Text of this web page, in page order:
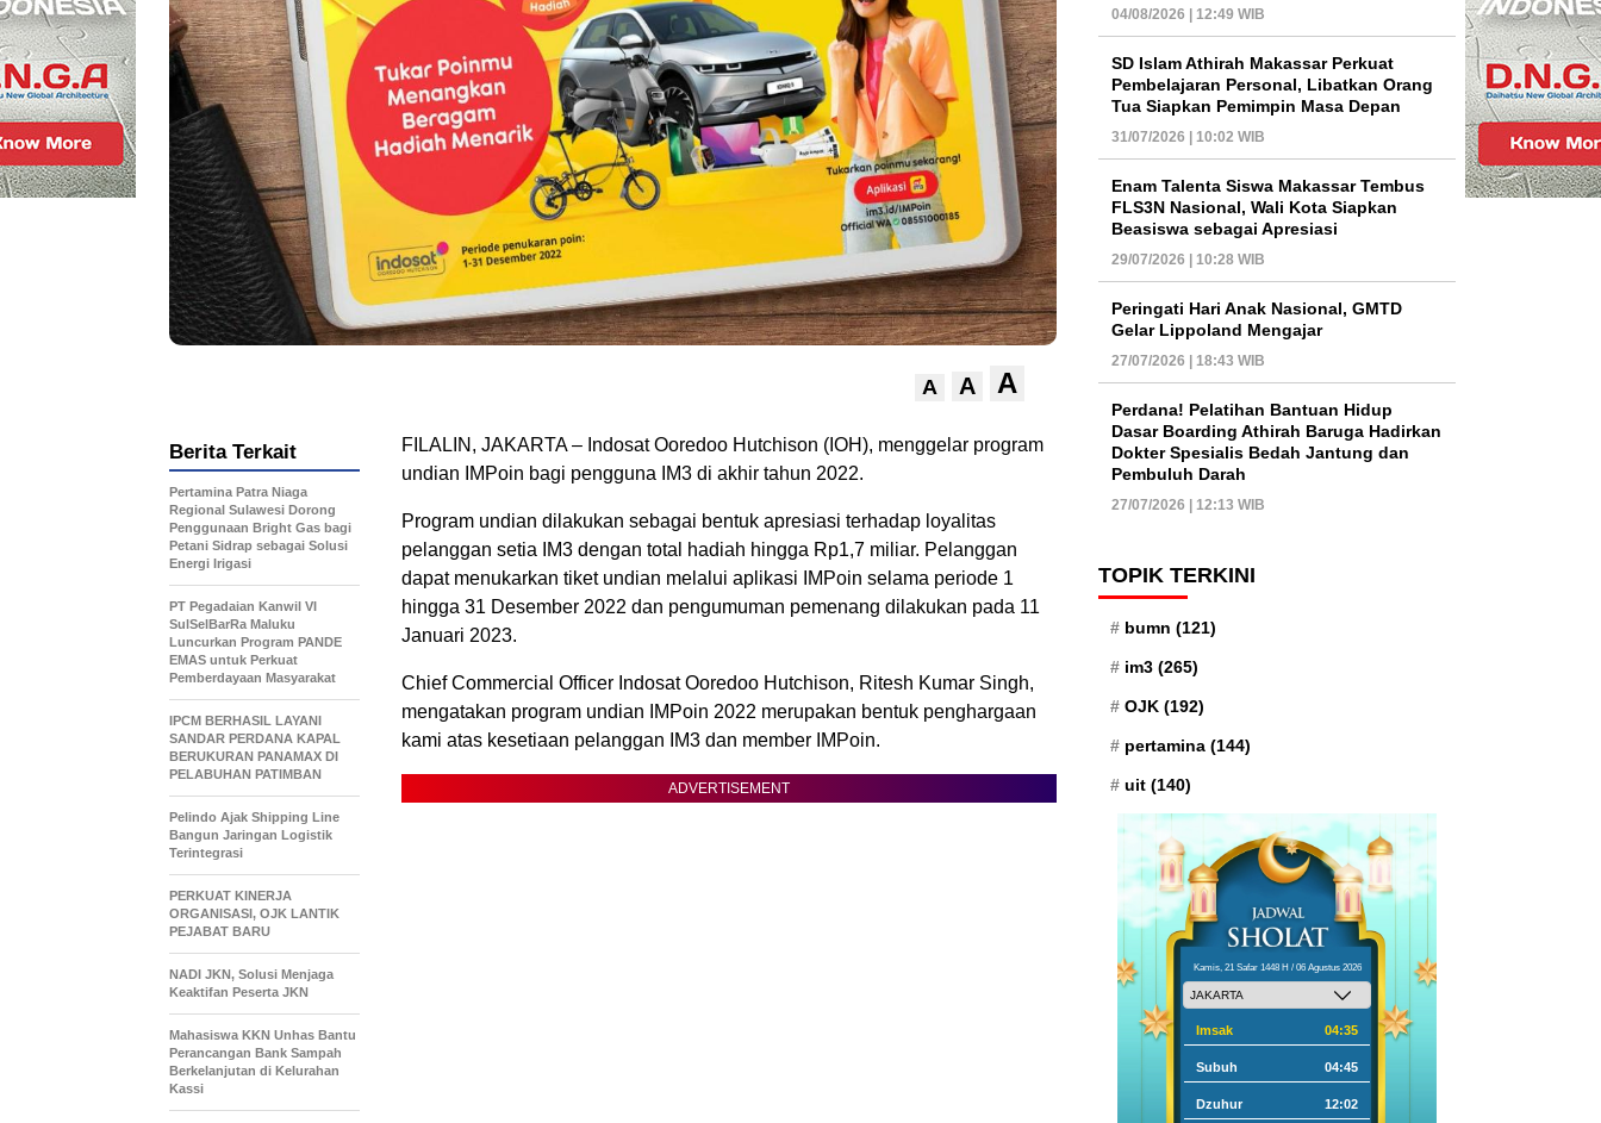
A A A
FILALIN, JAKARTA – Indosat Ooredoo Hutchison (IOH), menggelar program
undian IMPoin bagi pengguna IM3 di akhir tahun 2022.
Program undian dilakukan sebagai bentuk apresiasi terhadap loyalitas
pelanggan setia IM3 dengan total hadiah hingga Rp1,7 miliar. Pelanggan
dapat menukarkan tiket undian melalui aplikasi IMPoin selama periode 1
hingga 31 Desember 2022 dan pengumuman pemenang dilakukan pada 11
Januari 2023.
Chief Commercial Officer Indosat Ooredoo Hutchison, Ritesh Kumar Singh,
mengatakan program undian IMPoin 2022 merupakan bentuk penghargaan
kami atas kesetiaan pelanggan IM3 dan member IMPoin.
ADVERTISEMENT
Berita Terkait
Pertamina Patra Niaga
Regional Sulawesi Dorong
Penggunaan Bright Gas bagi
Petani Sidrap sebagai Solusi
Energi Irigasi
PT Pegadaian Kanwil VI
SulSelBarRa Maluku
Luncurkan Program PANDE
EMAS untuk Perkuat
Pemberdayaan Masyarakat
IPCM BERHASIL LAYANI
SANDAR PERDANA KAPAL
BERUKURAN PANAMAX DI
PELABUHAN PATIMBAN
Pelindo Ajak Shipping Line
Bangun Jaringan Logistik
Terintegrasi
PERKUAT KINERJA
ORGANISASI, OJK LANTIK
PEJABAT BARU
NADI JKN, Solusi Menjaga
Keaktifan Peserta JKN
Mahasiswa KKN Unhas Bantu
Perancangan Bank Sampah
Berkelanjutan di Kelurahan
Kassi
04/08/2026 | 12:49 WIB
SD Islam Athirah Makassar Perkuat
Pembelajaran Personal, Libatkan Orang
Tua Siapkan Pemimpin Masa Depan
31/07/2026 | 10:02 WIB
Enam Talenta Siswa Makassar Tembus
FLS3N Nasional, Wali Kota Siapkan
Beasiswa sebagai Apresiasi
29/07/2026 | 10:28 WIB
Peringati Hari Anak Nasional, GMTD
Gelar Lippoland Mengajar
27/07/2026 | 18:43 WIB
Perdana! Pelatihan Bantuan Hidup
Dasar Boarding Athirah Baruga Hadirkan
Dokter Spesialis Bedah Jantung dan
Pembuluh Darah
27/07/2026 | 12:13 WIB
TOPIK TERKINI
bumn (121)
im3 (265)
OJK (192)
pertamina (144)
uit (140)
Kamis, 21 Safar 1448 H / 06 Agustus 2026
Imsak 04:35
Subuh 04:45
Dzuhur 12:02